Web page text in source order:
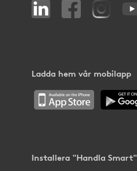
Ladda hem vår mobilapp
Installera "Handla Smart"